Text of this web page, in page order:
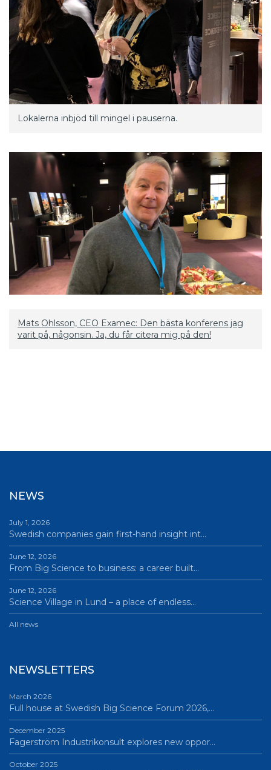
Lokalerna inbjöd till mingel i pauserna.
Mats Ohlsson, CEO Examec: Den bästa konferens jag
varit på, någonsin. Ja, du får citera mig på den!
NEWS
July 1, 2026
Swedish companies gain first-hand insight int…
June 12, 2026
From Big Science to business: a career built…
June 12, 2026
Science Village in Lund – a place of endless…
All news
NEWSLETTERS
March 2026
Full house at Swedish Big Science Forum 2026,…
December 2025
Fagerström Industrikonsult explores new oppor…
October 2025